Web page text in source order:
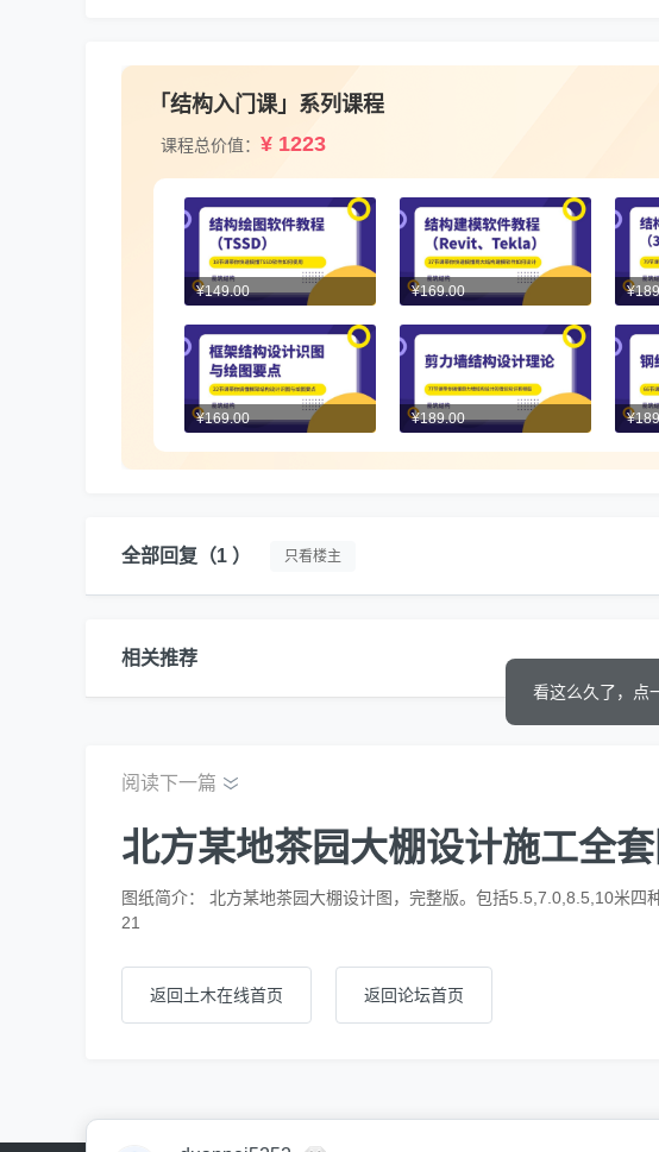
「结构入门课」系列课程
课程总价值： ¥ 1223
¥149.00 ¥169.00
¥169.00 ¥189.00
全部回复 （1 ） 只看楼主
相关推荐
阅读下一篇
北方某地茶园大棚设计施工全
图纸简介： 北方某地茶园大棚设计图，完整版。包括5.5,7.0,8.5,10米
21
返回土木在线首页 返回论坛首页
看这么久了，点